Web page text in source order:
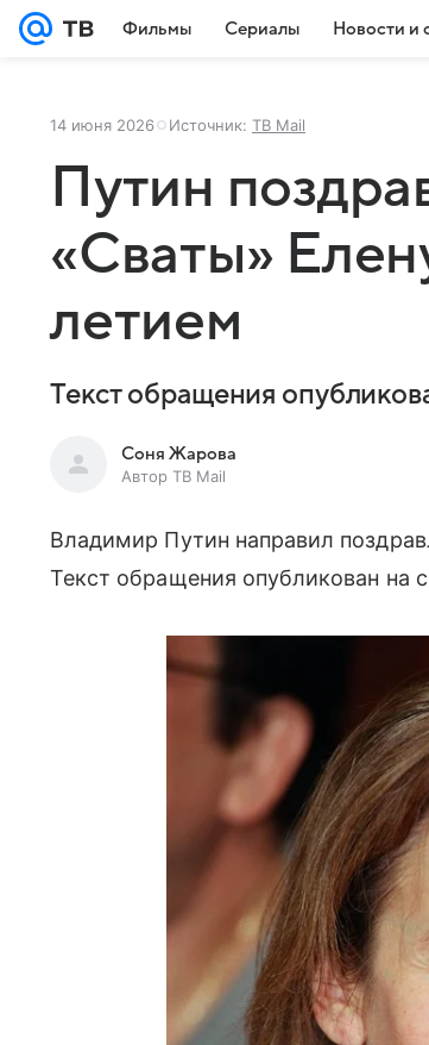
Фильмы Сериалы Новости и
14 июня 2026 Источник: ТВ Mail
Путин
«Сваты»
летием
Текст обращения
Соня Жарова
Автор ТВ Mail
Владимир Путин направил
Текст обращения опубликован на